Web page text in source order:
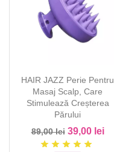
HAIR JAZZ Perie Pentru
Masaj Scalp, Care
Stimulează Creșterea
Părului
89,00 lei 39,00 lei
star star star star star